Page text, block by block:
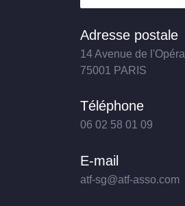
Adresse postale
14 Avenue de l'Opéra
75001 PARIS
Téléphone
06 02 58 01 09
E-mail
atf-sg@atf-asso.com